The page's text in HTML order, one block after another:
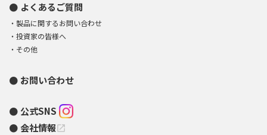
よくあるご質問
製品に関するお問い合わせ
投資家の皆様へ
その他
お問い合わせ
公式SNS
会社情報open_in_new